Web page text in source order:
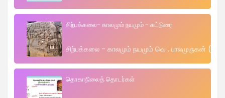
சிற்பக்கலை- காலமும் நயமும் - கட்டுரை
சிற்பக்கலை - காலமும் நயமும் வெ . பாலமுருகன்
தொகாநிலைத் தொடர்கள்